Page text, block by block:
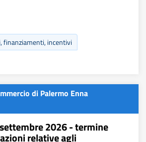
finanziamenti, incentivi
di Palermo Enna
2026 - termine
relative agli